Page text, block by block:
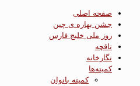
صفحه اصلی
جشن بهاره ی چین
روز ملی خلیج فارس
تاقچه
نگارخانه
کمیته‌ها
کمیته بانوان